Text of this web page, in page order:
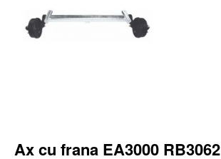
Ax cu frana EA3000 RB3062